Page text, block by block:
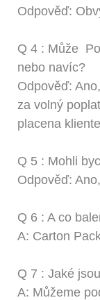
Odpověď:
Q 4 : Může
nebo navíc?
Odpověď:
za volný
placena
Q 5 : Mohli
Odpověď:
Q 6 : A co
A: Carton
Q 7 : Jaké
A: Můžeme